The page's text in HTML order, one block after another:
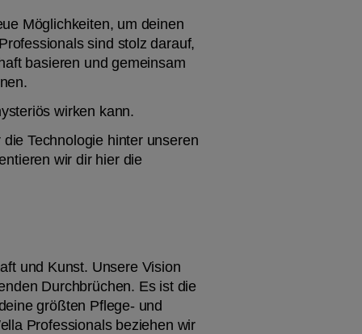
Möglichkeiten, um deinen
sind stolz darauf,
basieren und gemeinsam
wirken kann.
Technologie hinter unseren
wir dir hier die
und Kunst. Unsere Vision
Durchbrüchen. Es ist die
größten Pflege- und
Professionals beziehen wir